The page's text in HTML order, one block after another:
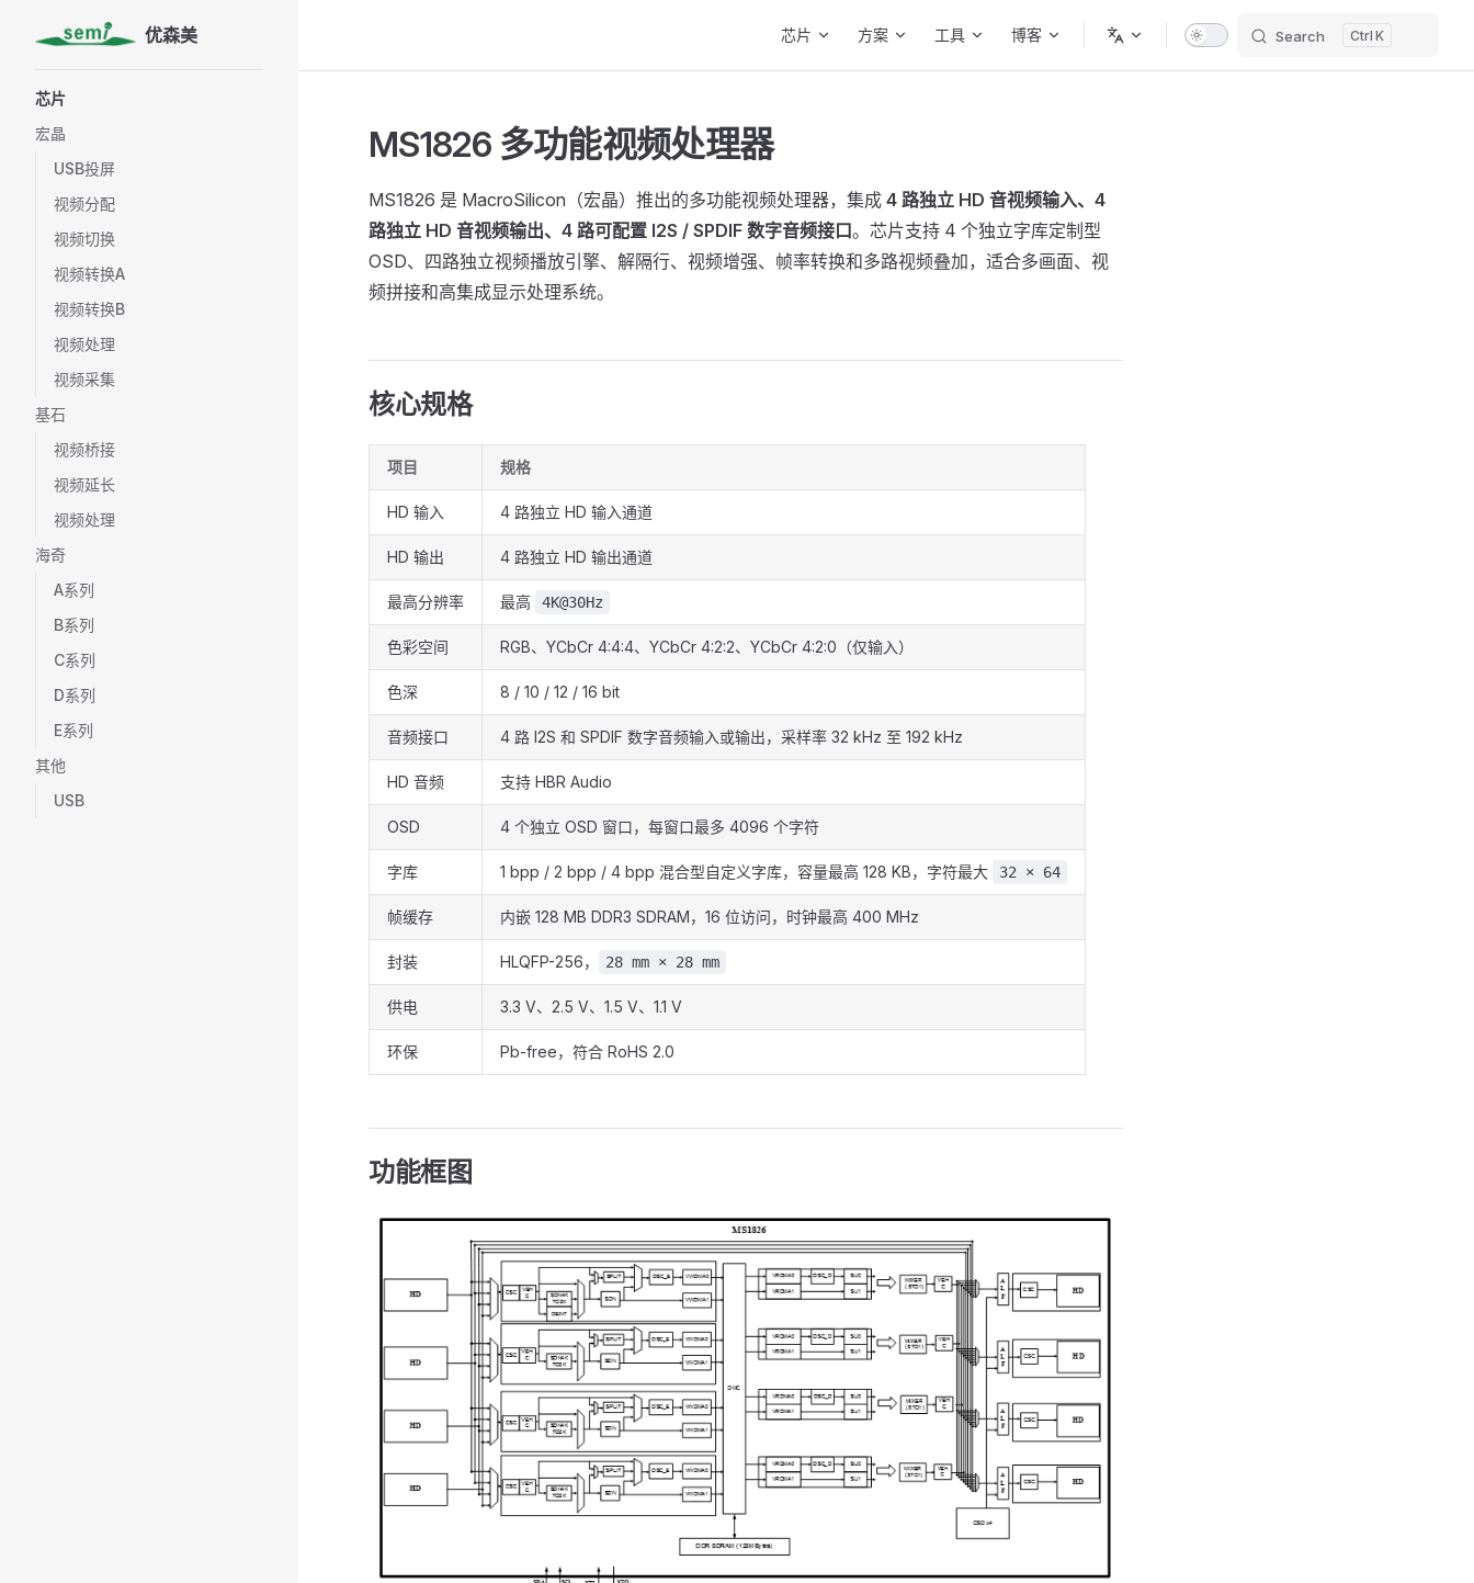
Skip to content 优森美 Search K
芯片 方案 工具 博客
芯片
宏晶
USB投屏
视频分配
视频切换
视频转换A
视频转换B
视频处理
视频采集
基石
视频桥接
视频延长
视频处理
海奇
A系列
B系列
C系列
D系列
E系列
其他
USB
MS1826 多功能视频处理器
MS1826 是 MacroSilicon（宏晶）推出的多功能视频处理器，集成 4 路独立 HD 音视频输入、4
路独立 HD 音视频输出、4 路可配置 I2S / SPDIF 数字音频接口。芯片支持 4 个独立字库定制型
OSD、四路独立视频播放引擎、解隔行、视频增强、帧率转换和多路视频叠加，适合多画面、视
频拼接和高集成显示处理系统。
核心规格
项目 规格
HD 输入 4 路独立 HD 输入通道
HD 输出 4 路独立 HD 输出通道
最高分辨率 最高 4K@30Hz
色彩空间 RGB、YCbCr 4:4:4、YCbCr 4:2:2、YCbCr 4:2:0（仅输入）
色深 8 / 10 / 12 / 16 bit
音频接口 4 路 I2S 和 SPDIF 数字音频输入或输出，采样率 32 kHz 至 192 kHz
HD 音频 支持 HBR Audio
OSD 4 个独立 OSD 窗口，每窗口最多 4096 个字符
字库 1 bpp / 2 bpp / 4 bpp 混合型自定义字库，容量最高 128 KB，字符最大 32 × 64
帧缓存 内嵌 128 MB DDR3 SDRAM，16 位访问，时钟最高 400 MHz
封装 HLQFP-256， 28 mm × 28 mm
供电 3.3 V、2.5 V、1.5 V、1.1 V
环保 Pb-free，符合 RoHS 2.0
功能框图